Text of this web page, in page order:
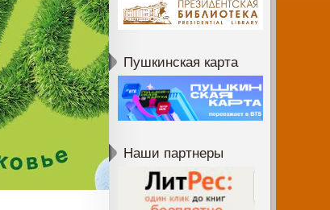
Пушкинская карта
Наши партнеры